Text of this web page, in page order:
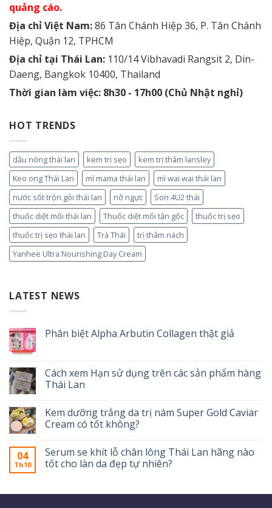
quảng cáo.
Địa chỉ Việt Nam:86 Tân Chánh Hiệp 36, P. Tân Chánh
Hiệp, Quận 12, TPHCM
Địa chỉ tại Thái Lan: 110/14 Vibhavadi Rangsit 2, Din-
Daeng, Bangkok 10400, Thailand
Thời gian làm việc: 8h30 - 17h00 (Chủ Nhật nghỉ)
HOT TRENDS
dầu nóng thái lan kem trị sẹo
kem trị thâm lansley
Keo ong Thái Lan
mì mama thái lan
mì wai wai thái lan
nước sốt trộn gỏi thái lan
nở ngực
Son 4U2 thái
thuốc diệt mối thái lan
Thuốc diệt mối tận gốc
thuốc trị sẹo
thuốc trị sẹo thái lan
Trà Thái
trị thâm nách
Yanhee Ultra Nourishing Day Cream
LATEST NEWS
Phân biệt Alpha Arbutin Collagen thật giả
Cách xem Hạn sử dụng trên các sản phẩm hàng
Thái Lan
Kem dưỡng trắng da trị nám Super Gold Caviar
Cream có tốt không?
04
Th10
Serum se khít lỗ chân lông Thái Lan hãng nào
tốt cho làn da đẹp tự nhiên?